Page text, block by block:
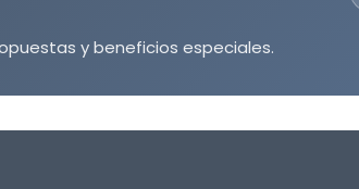
y beneficios especiales.